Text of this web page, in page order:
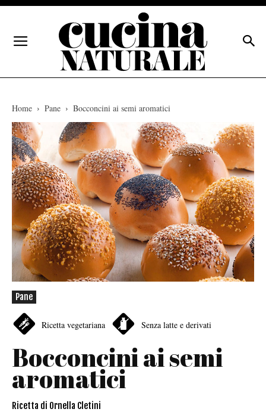
Home Pane Bocconcini ai semi aromatici
Pane
Ricetta vegetariana Senza latte e derivati
Bocconcini ai semi
aromatici
Ricetta di Ornella Cletini